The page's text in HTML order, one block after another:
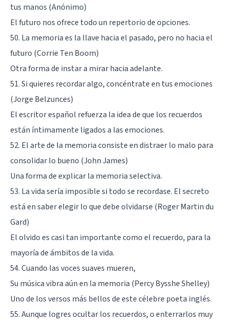
tus manos (Anónimo)
El futuro nos ofrece todo un repertorio de opciones.
50. La memoria es la llave hacia el pasado, pero no hacia el
futuro (Corrie Ten Boom)
Otra forma de instar a mirar hacia adelante.
51. Si quieres recordar algo, concéntrate en tus emociones
(Jorge Belzunces)
El escritor español refuerza la idea de que los recuerdos
están íntimamente ligados a las emociones.
52. El arte de la memoria consiste en distraer lo malo para
consolidar lo bueno (John James)
Una forma de explicar la memoria selectiva.
53. La vida sería imposible si todo se recordase. El secreto
está en saber elegir lo que debe olvidarse (Roger Martin du
Gard)
El olvido es casi tan importante como el recuerdo, para la
mayoría de ámbitos de la vida.
54. Cuando las voces suaves mueren,
Su música vibra aún en la memoria (Percy Bysshe Shelley)
Uno de los versos más bellos de este célebre poeta inglés.
55. Aunque logres ocultar los recuerdos, o enterrarlos muy